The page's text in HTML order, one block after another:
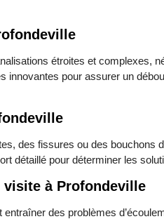
étroites et complexes,
innovantes pour assurer un
des fissures ou des bouchons
détaillé pour déterminer les
visite à Profondeville
des problèmes